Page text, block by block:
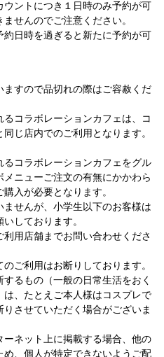
ントにつき１日時のみ予約が可
せんのでご注意ください。
日時を過ぎると新たに予約が可
すので品切れの際はご容赦くだ
コラボレーションカフェは、コ
じ店内でのご利用となります。
コラボレーションカフェをグル
ニューご注文の有無にかかわら
入が必要となります。
せんが、小学生以下のお客様は
しております。
用店舗までお問い合わせくださ
ご利用はお断りしております。
るもの（一般の日常生活をおく
、たとえご本人様はコスプレで
させていただく場合がございま
ネット上に掲載する場合、他の
、個人が特定できないようご配